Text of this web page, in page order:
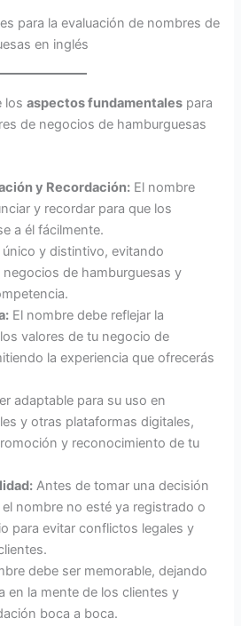
para la evaluación de nombres de
en inglés
losaspectos fundamentales para
de negocios de hamburguesas
y Recordación: El nombre
y recordar para que los
a él fácilmente.
único y distintivo, evitando
de hamburguesas y
El nombre debe reflejar la
valores de tu negocio de
la experiencia que ofrecerás
adaptable para su uso en
y otras plataformas digitales,
y reconocimiento de tu
Antes de tomar una decisión
nombre no esté ya registrado o
para evitar conflictos legales y
debe ser memorable, dejando
en la mente de los clientes y
boca a boca.